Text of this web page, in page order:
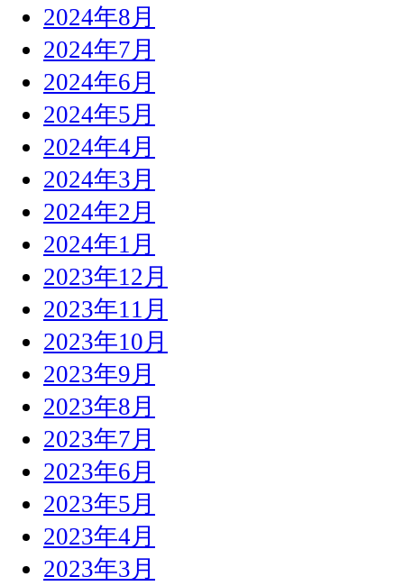
2024年8月
2024年7月
2024年6月
2024年5月
2024年4月
2024年3月
2024年2月
2024年1月
2023年12月
2023年11月
2023年10月
2023年9月
2023年8月
2023年7月
2023年6月
2023年5月
2023年4月
2023年3月